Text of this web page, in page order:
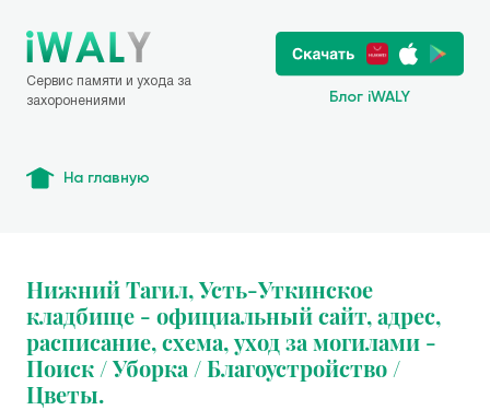
Сервис памяти и ухода за
захоронениями
Блог iWALY
На главную
Нижний Тагил, Усть-Уткинское
кладбище - официальный сайт, адрес,
расписание, схема, уход за могилами -
Поиск / Уборка / Благоустройство /
Цветы.